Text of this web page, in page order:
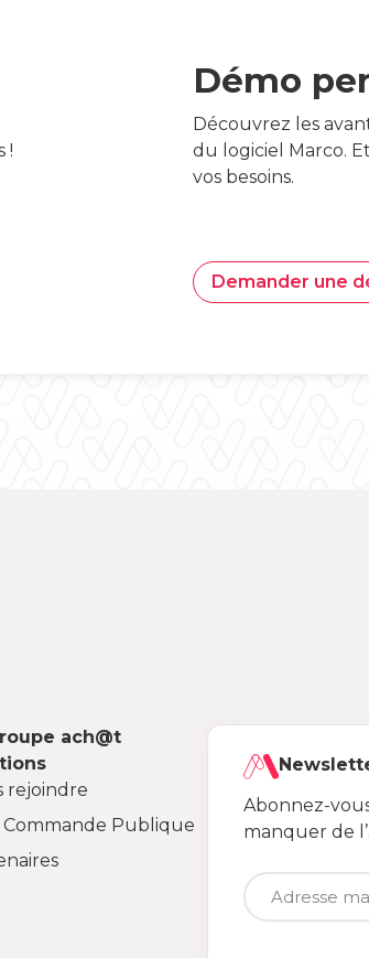
!
Démo
Découvrez les
du logiciel Marco.
vos besoins.
Demander une
ach@t
rejoindre
Commande Publique
Abonnez-
manquer de